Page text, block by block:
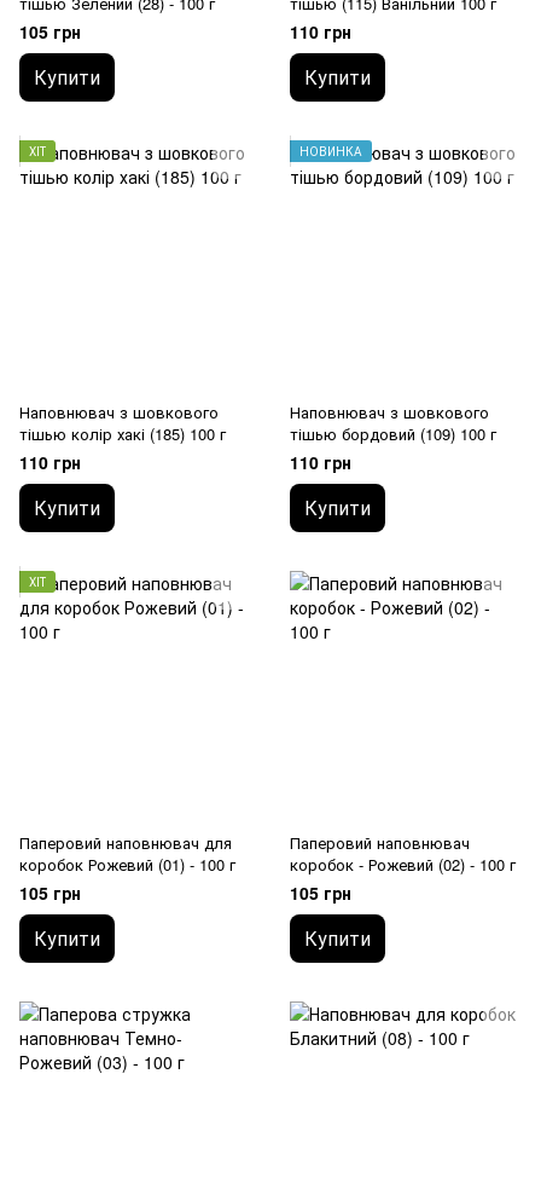
105 грн
Купити
110 грн
Купити
ХІТ
Наповнювач з шовкового
тішью колір хакі (185) 100 г
110 грн
Купити
НОВИНКА
Наповнювач з шовкового
тішью бордовий (109) 100 г
110 грн
Купити
ХІТ
Паперовий наповнювач для
коробок Рожевий (01) - 100 г
105 грн
Купити
Паперовий наповнювач
коробок - Рожевий (02) - 100 г
105 грн
Купити